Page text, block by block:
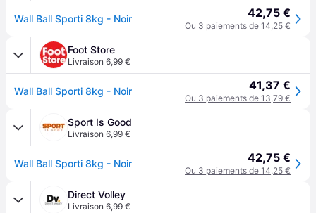
Wall Ball Sporti 8kg - Noir 42,75 €
Ou 3 paiements de 14,25 €
Foot Store
Livraison 6,99 €
Wall Ball Sporti 8kg - Noir 41,37 €
Ou 3 paiements de 13,79 €
Sport Is Good
Livraison 6,99 €
Wall Ball Sporti 8kg - Noir 42,75 €
Ou 3 paiements de 14,25 €
Direct Volley
Livraison 6,99 €